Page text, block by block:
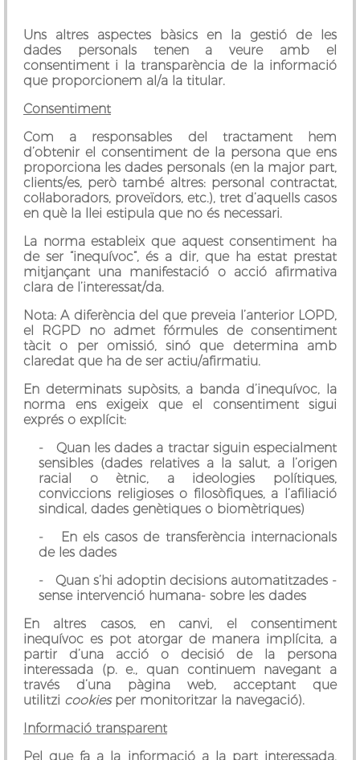
Uns altres aspectes bàsics en la gestió de les
dades personals tenen a veure amb el
consentiment i la transparència de la informació
que proporcionem al/a la titular.
Consentiment
Com a responsables del tractament hem
d’obtenir el consentiment de la persona que ens
proporciona les dades personals (en la major part,
clients/es, però també altres: personal contractat,
col·laboradors, proveïdors, etc.), tret d’aquells casos
en què la llei estipula que no és necessari.
La norma estableix que aquest consentiment ha
de ser “inequívoc”, és a dir, que ha estat prestat
mitjançant una manifestació o acció afirmativa
clara de l’interessat/da.
Nota: A diferència del que preveia l’anterior LOPD,
el RGPD no admet fórmules de consentiment
tàcit o per omissió, sinó que determina amb
claredat que ha de ser actiu/afirmatiu.
En determinats supòsits, a banda d’inequívoc, la
norma ens exigeix que el consentiment sigui
exprés o explícit:
- Quan les dades a tractar siguin especialment
sensibles (dades relatives a la salut, a l’origen
racial o ètnic, a ideologies polítiques,
conviccions religioses o filosòfiques, a l’afiliació
sindical, dades genètiques o biomètriques)
- En els casos de transferència internacionals
de les dades
- Quan s’hi adoptin decisions automatitzades -
sense intervenció humana- sobre les dades
En altres casos, en canvi, el consentiment
inequívoc es pot atorgar de manera implícita, a
partir d’una acció o decisió de la persona
interessada (p. e., quan continuem navegant a
través d’una pàgina web, acceptant que
utilitzi cookiesper monitoritzar la navegació).
Informació transparent
Pel que fa a la informació a la part interessada,